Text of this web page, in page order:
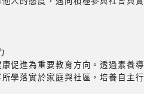
促進為重要教育方向。透過素養
學落實於家庭與社區，培養自主